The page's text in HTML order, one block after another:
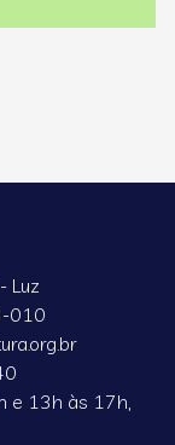
Luz
010
e 13h às 17h,